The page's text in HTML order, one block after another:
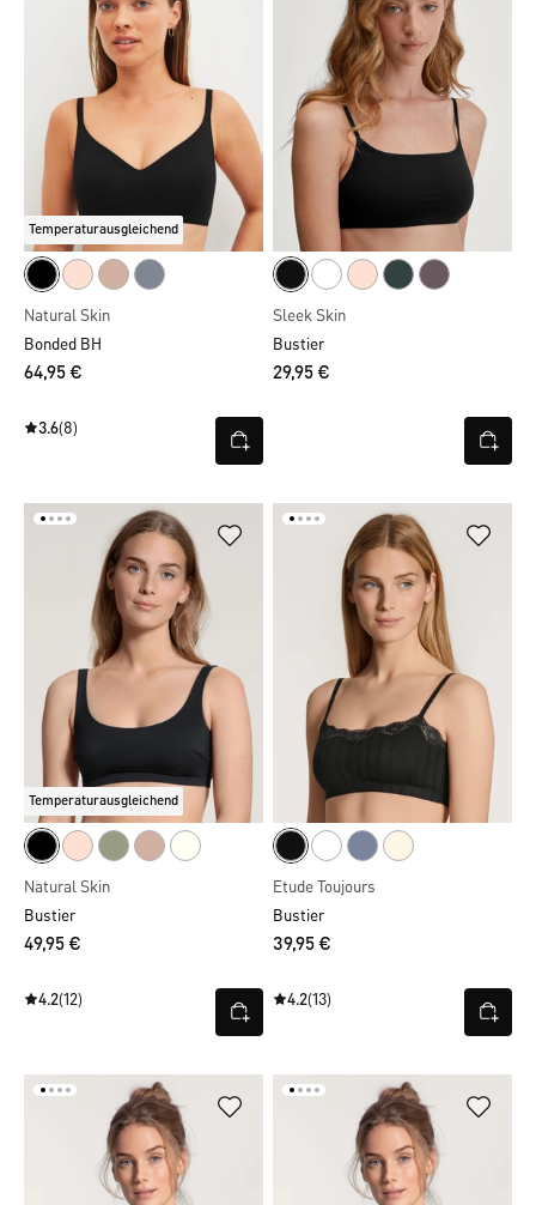
Temperaturausgleichend
Natural Skin
Bonded BH
64,95 €
3.6(8)
Sleek Skin
Bustier
29,95 €
Temperaturausgleichend
Natural Skin
Bustier
49,95 €
4.2(12)
Etude Toujours
Bustier
39,95 €
4.2(13)